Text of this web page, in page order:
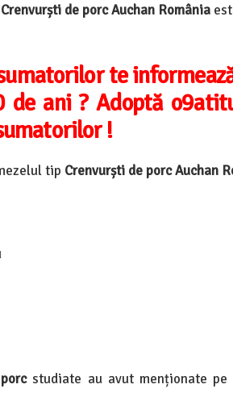
Crenvurști de porc Auchan România
te
de ani ? Adoptă
!
tip Crenvurști de porc Auchan
studiate au avut menționate pe